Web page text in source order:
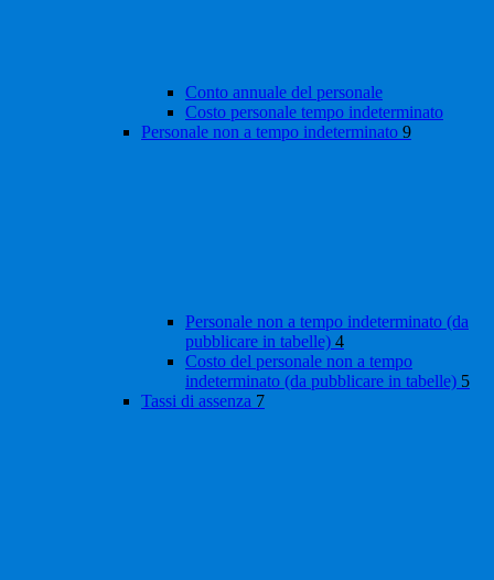
Conto annuale del personale
Costo personale tempo indeterminato
Personale non a tempo indeterminato 9
Personale non a tempo indeterminato (da
pubblicare in tabelle) 4
Costo del personale non a tempo
indeterminato (da pubblicare in tabelle) 5
Tassi di assenza 7